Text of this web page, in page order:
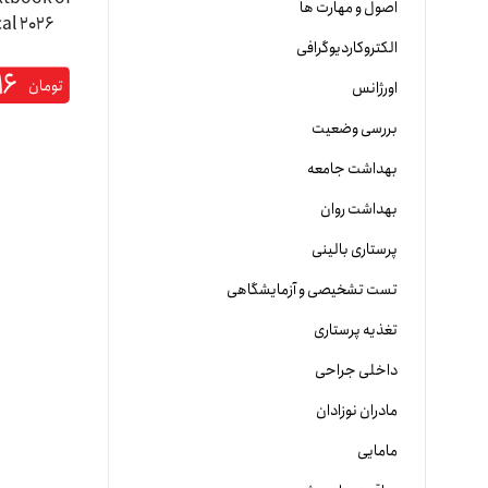
اصول و مهارت ها
الکتروکاردیوگرافی
اورژانس
بررسی وضعیت
بهداشت جامعه
بهداشت روان
پرستاری بالینی
تست تشخیصی و آزمایشگاهی
تغذیه پرستاری
داخلی جراحی
مادران نوزادان
مامایی
تومان